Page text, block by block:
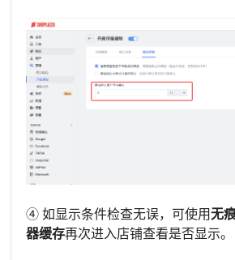
④ 如显示条件检查无误，可使用无
器缓存再次进入店铺查看是否显示。